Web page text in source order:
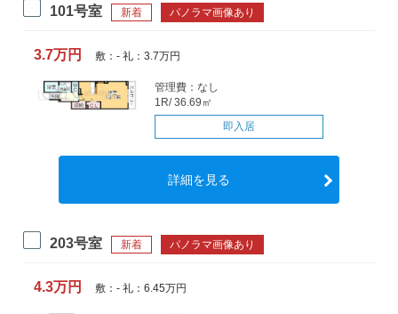
101号室 新着 パノラマ画像あり
3.7万円 敷：- 礼：3.7万円
管理費：なし
1R/ 36.69㎡
即入居
詳細を見る
203号室 新着 パノラマ画像あり
4.3万円 敷：- 礼：6.45万円